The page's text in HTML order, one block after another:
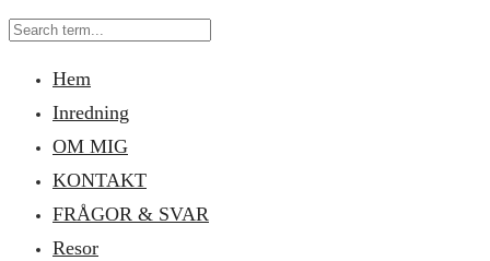
Hem
Inredning
OM MIG
KONTAKT
FRÅGOR & SVAR
Resor